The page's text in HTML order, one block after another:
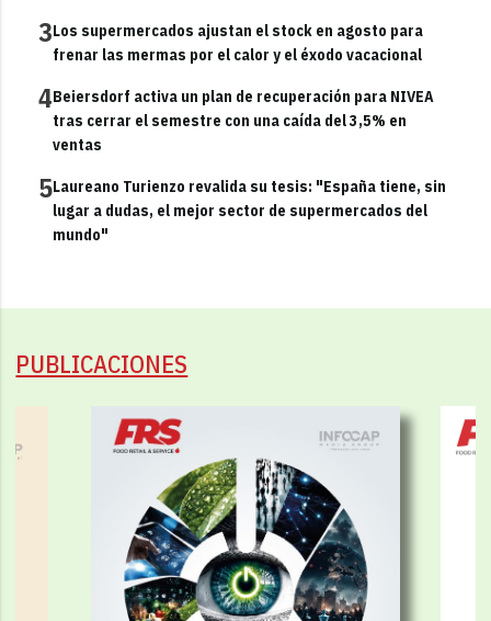
3Los supermercados ajustan el stock en agosto para
frenar las mermas por el calor y el éxodo vacacional
4Beiersdorf activa un plan de recuperación para NIVEA
tras cerrar el semestre con una caída del 3,5% en
ventas
5Laureano Turienzo revalida su tesis: "España tiene, sin
lugar a dudas, el mejor sector de supermercados del
mundo"
PUBLICACIONES